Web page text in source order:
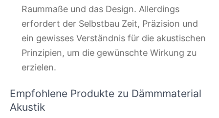
Raummaße und das Design. Allerdings
erfordert der Selbstbau Zeit, Präzision und
ein gewisses Verständnis für die akustischen
Prinzipien, um die gewünschte Wirkung zu
erzielen.
Empfohlene Produkte zu Dämmmaterial
Akustik